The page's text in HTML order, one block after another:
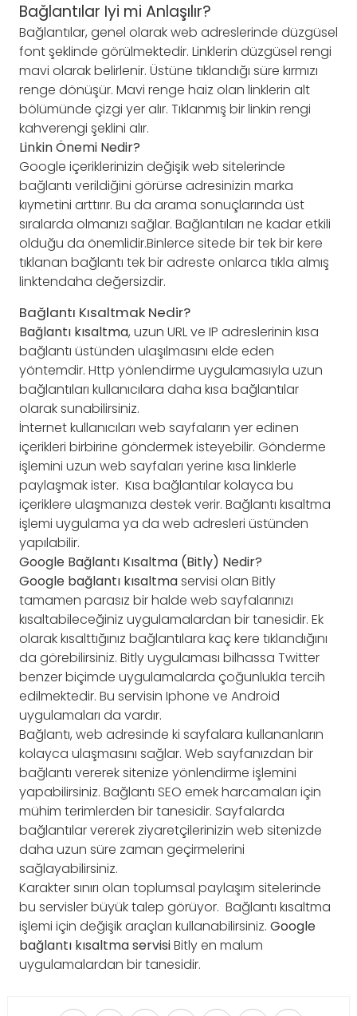
Bağlantılar Iyi mi Anlaşılır?
Bağlantılar, genel olarak web adreslerinde düzgüsel
font şeklinde görülmektedir. Linklerin düzgüsel rengi
mavi olarak belirlenir. Üstüne tıklandığı süre kırmızı
renge dönüşür. Mavi renge haiz olan linklerin alt
bölümünde çizgi yer alır. Tıklanmış bir linkin rengi
kahverengi şeklini alır.
Linkin Önemi Nedir?
Google içeriklerinizin değişik web sitelerinde
bağlantı verildiğini görürse adresinizin marka
kıymetini arttırır. Bu da arama sonuçlarında üst
sıralarda olmanızı sağlar. Bağlantıları ne kadar etkili
olduğu da önemlidir.Binlerce sitede bir tek bir kere
tıklanan bağlantı tek bir adreste onlarca tıkla almış
linktendaha değersizdir.
Bağlantı Kısaltmak Nedir?
Bağlantı kısaltma, uzun URL ve IP adreslerinin kısa
bağlantı üstünden ulaşılmasını elde eden
yöntemdir. Http yönlendirme uygulamasıyla uzun
bağlantıları kullanıcılara daha kısa bağlantılar
olarak sunabilirsiniz.
İnternet kullanıcıları web sayfaların yer edinen
içerikleri birbirine göndermek isteyebilir. Gönderme
işlemini uzun web sayfaları yerine kısa linklerle
paylaşmak ister. Kısa bağlantılar kolayca bu
içeriklere ulaşmanıza destek verir. Bağlantı kısaltma
işlemi uygulama ya da web adresleri üstünden
yapılabilir.
Google Bağlantı Kısaltma (Bitly) Nedir?
Google bağlantı kısaltmaservisi olan Bitly
tamamen parasız bir halde web sayfalarınızı
kısaltabileceğiniz uygulamalardan bir tanesidir. Ek
olarak kısalttığınız bağlantılara kaç kere tıklandığını
da görebilirsiniz. Bitly uygulaması bilhassa Twitter
benzer biçimde uygulamalarda çoğunlukla tercih
edilmektedir. Bu servisin Iphone ve Android
uygulamaları da vardır.
Bağlantı, web adresinde ki sayfalara kullananların
kolayca ulaşmasını sağlar. Web sayfanızdan bir
bağlantı vererek sitenize yönlendirme işlemini
yapabilirsiniz. Bağlantı SEO emek harcamaları için
mühim terimlerden bir tanesidir. Sayfalarda
bağlantılar vererek ziyaretçilerinizin web sitenizde
daha uzun süre zaman geçirmelerini
sağlayabilirsiniz.
Karakter sınırı olan toplumsal paylaşım sitelerinde
bu servisler büyük talep görüyor. Bağlantı kısaltma
işlemi için değişik araçları kullanabilirsiniz. Google
bağlantı kısaltma servisiBitly en malum
uygulamalardan bir tanesidir.